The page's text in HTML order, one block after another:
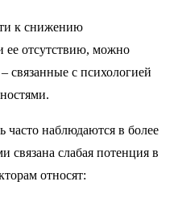
к снижению
ее отсутствию, можно
связанные с психологией
наблюдаются в более
связана слабая потенция в
относят: